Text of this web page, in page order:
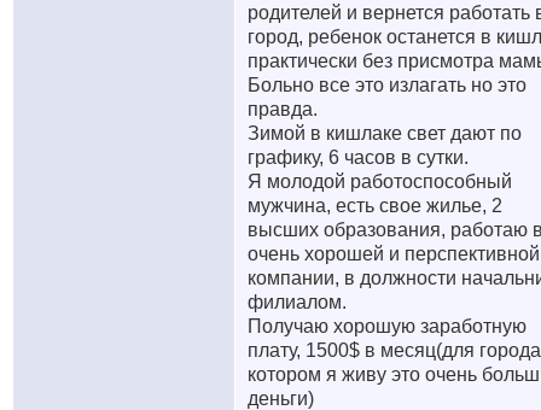
родителей и вернется работать
город, ребенок останется в
практически без присмотра
Больно все это излагать но это
правда.
Зимой в кишлаке свет дают по
графику, 6 часов в сутки.
Я молодой работоспособный
мужчина, есть свое жилье, 2
высших образования, работаю
очень хорошей и перспективной
компании, в должности
филиалом.
Получаю хорошую заработную
плату, 1500$ в месяц(для
котором я живу это очень
деньги)